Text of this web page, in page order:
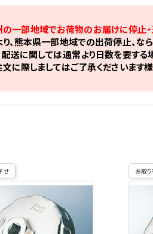
の一部地域でお荷物のお届けに停止・
、熊本県一部地域での出荷停止、な
配送に関しては通常より日数を要する
文に際しましてはご了承くださいます
せ お取